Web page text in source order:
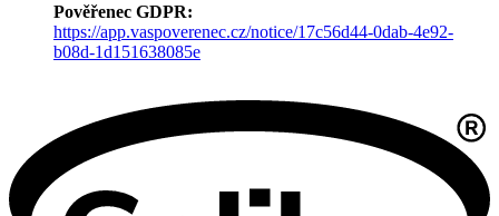
Pověřenec GDPR:
https://app.vaspoverenec.cz/notice/17c56d44-0dab-4e92-
b08d-1d151638085e